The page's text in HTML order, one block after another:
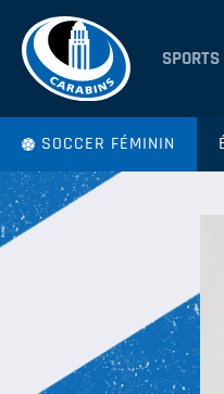
SPORTS
SOCCER FÉMININ